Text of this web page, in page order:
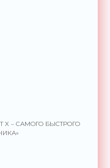
X – САМОГО БЫСТРОГО